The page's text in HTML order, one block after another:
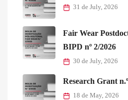
31 de July, 2026
Fair Wear
BIPD nº 2/2026
30 de July, 2026
Research Grant
18 de May, 2026